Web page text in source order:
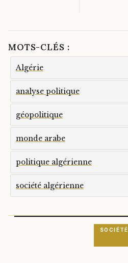
MOTS-CLÉS :
Algérie
analyse politique
géopolitique
monde arabe
politique algérienne
société algérienne
SOCIÉTÉ